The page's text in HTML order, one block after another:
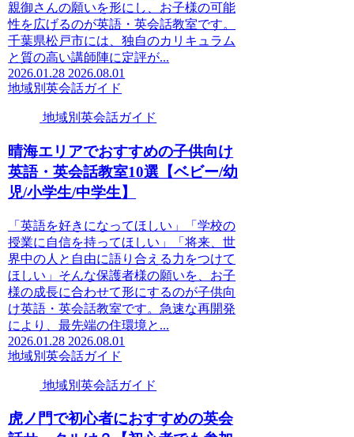
親御さんの願いを形にし、お子様の可能
性を広げるのが英語・英会話教室です。
千葉県松戸市には、独自のカリキュラム
と質の高い講師陣に定評が...
2026.01.28 2026.08.01
地域別英会話ガイド
地域別英会話ガイド
晴海エリアでおすすめの子供向け
英語・英会話教室10選【ベビー/幼
児/小学生/中学生】
「英語を好きになってほしい」「学校の
授業に自信を持ってほしい」「将来、世
界中の人と自由に語り合える力をつけて
ほしい」そんな保護者様の願いを、お子
様の成長に合わせて形にするのが子供向
け英語・英会話教室です。急速な再開発
により、最先端の住環境と...
2026.01.28 2026.08.01
地域別英会話ガイド
地域別英会話ガイド
虎ノ門で初心者におすすめの英会